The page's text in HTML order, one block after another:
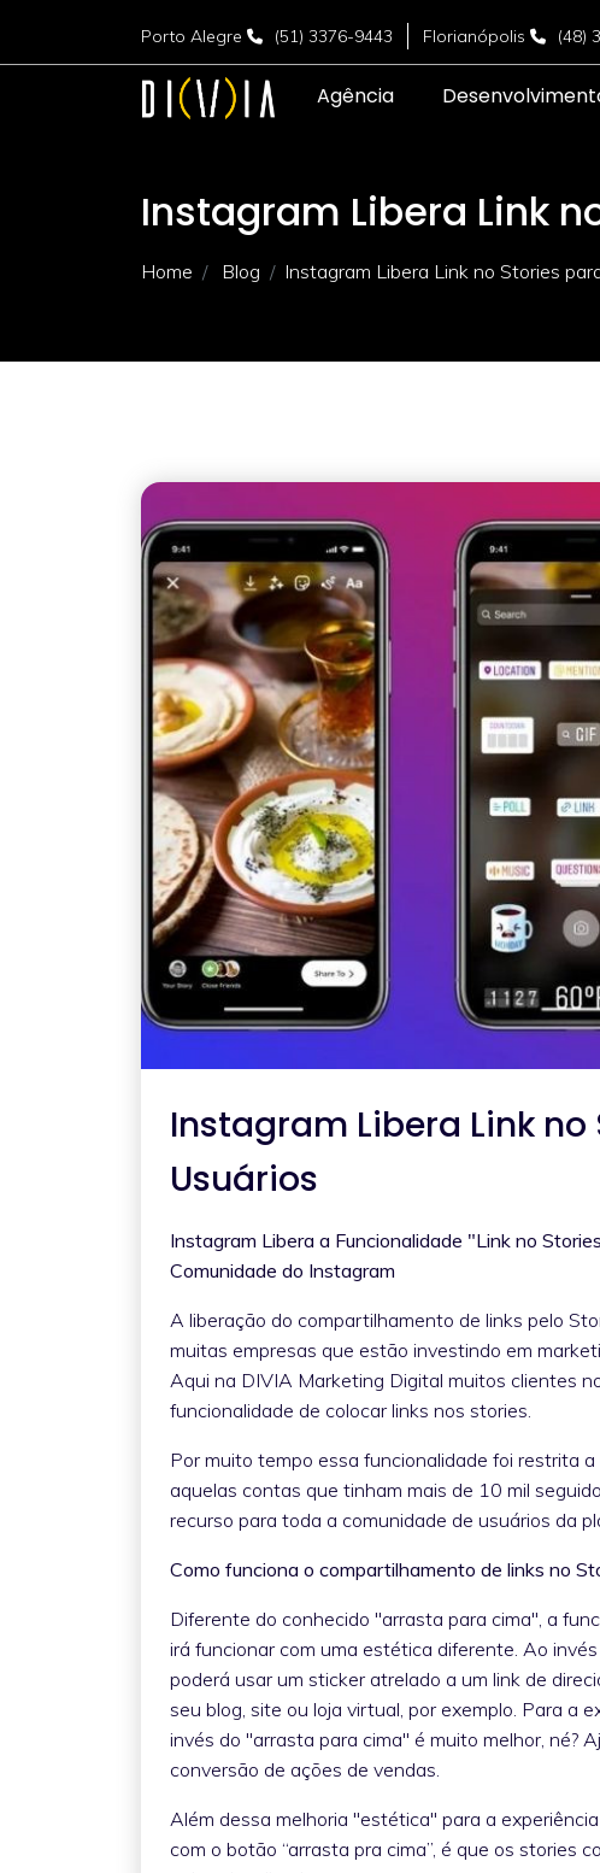
Porto Alegre (51) 3376-9443 Florianópolis (48)
Agência
Instagram Libera Link
Home Blog Instagram Libera Link no Stories
Instagram Libera Link
Usuários
Instagram Libera a Funcionalidade "Link no
Comunidade do Instagram
A liberação do compartilhamento de links pelo
muitas empresas que estão investindo em
Aqui na DIVIA Marketing Digital muitos clientes
funcionalidade de colocar links nos stories.
Por muito tempo essa funcionalidade foi restrita
aquelas contas que tinham mais de 10 mil
recurso para toda a comunidade de usuários da
Como funciona o compartilhamento de links no
Diferente do conhecido "arrasta para cima", a
irá funcionar com uma estética diferente. Ao
poderá usar um sticker atrelado a um link de
seu blog, site ou loja virtual, por exemplo. Para a
invés do "arrasta para cima" é muito melhor, né?
conversão de ações de vendas.
Além dessa melhoria "estética" para a
com o botão “arrasta pra cima”, é que os stories